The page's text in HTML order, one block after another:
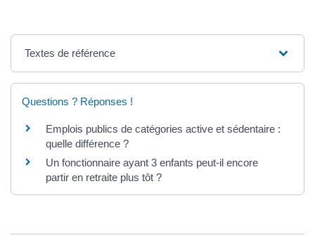
Textes de référence
Questions ? Réponses !
Emplois publics de catégories active et sédentaire :
quelle différence ?
Un fonctionnaire ayant 3 enfants peut-il encore
partir en retraite plus tôt ?